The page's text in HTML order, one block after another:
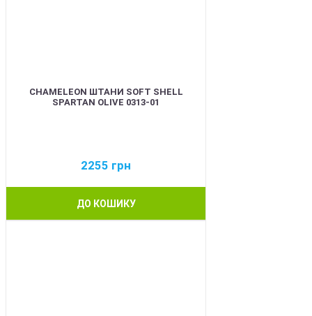
CHAMELEON ШТАНИ SOFT SHELL
SPARTAN OLIVE 0313-01
2255 грн
ДО КОШИКУ